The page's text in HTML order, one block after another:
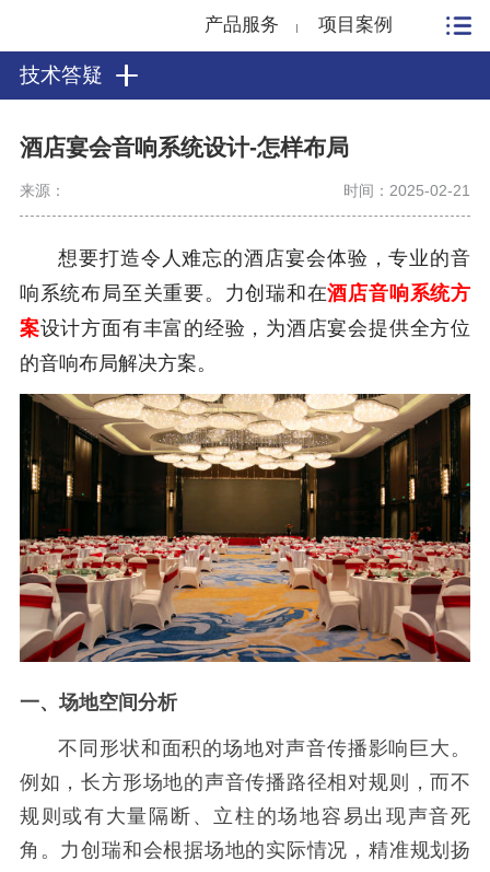
产品服务 项目案例
技术答疑
酒店宴会音响系统设计-怎样布局
来源： 时间：2025-02-21
想要打造令人难忘的酒店宴会体验，专业的音
响系统布局至关重要。力创瑞和在酒店音响系统方
案设计方面有丰富的经验，为酒店宴会提供全方位
的音响布局解决方案。
一、场地空间分析
不同形状和面积的场地对声音传播影响巨大。
例如，长方形场地的声音传播路径相对规则，而不
规则或有大量隔断、立柱的场地容易出现声音死
角。力创瑞和会根据场地的实际情况，精准规划扬